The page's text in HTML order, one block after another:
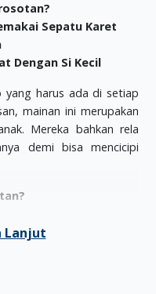
Sepatu Karet
Dengan Si Kecil
yang harus ada di setiap
mainan ini merupakan
Mereka bahkan rela
demi bisa mencicipi
boleh sembarangan
setelah usianya